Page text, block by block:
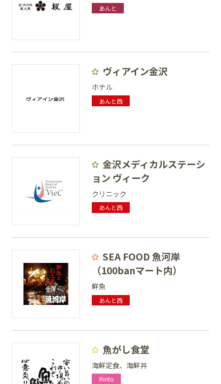
あんと
ヴィアイン金沢
ホテル
あんと西
金沢メディカルステーシ
ョン ヴィーク
クリニック
あんと西
SEA FOOD 魚河岸
（100banマート内）
鮮魚
あんと西
魚がし食堂
海鮮定食、海鮮丼
Rinto